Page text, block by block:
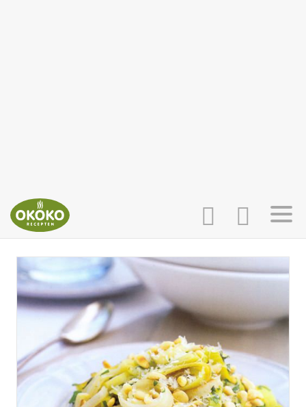
INLOGGEN
AANMELDEN
HOME
RECEPTEN
WEEKMENU'S